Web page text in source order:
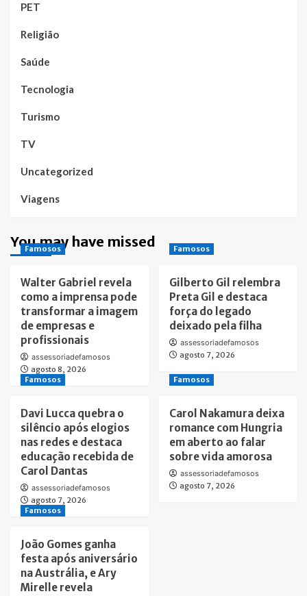
PET
Religião
Saúde
Tecnologia
Turismo
TV
Uncategorized
Viagens
You may have missed
Famosos
Walter Gabriel revela
como a imprensa pode
transformar a imagem
de empresas e
profissionais
assessoriadefamosos
agosto 8, 2026
Famosos
Gilberto Gil relembra
Preta Gil e destaca
força do legado
deixado pela filha
assessoriadefamosos
agosto 7, 2026
Famosos
Davi Lucca quebra o
silêncio após elogios
nas redes e destaca
educação recebida de
Carol Dantas
assessoriadefamosos
agosto 7, 2026
Famosos
Carol Nakamura deixa
romance com Hungria
em aberto ao falar
sobre vida amorosa
assessoriadefamosos
agosto 7, 2026
Famosos
João Gomes ganha
festa após aniversário
na Austrália, e Ary
Mirelle revela